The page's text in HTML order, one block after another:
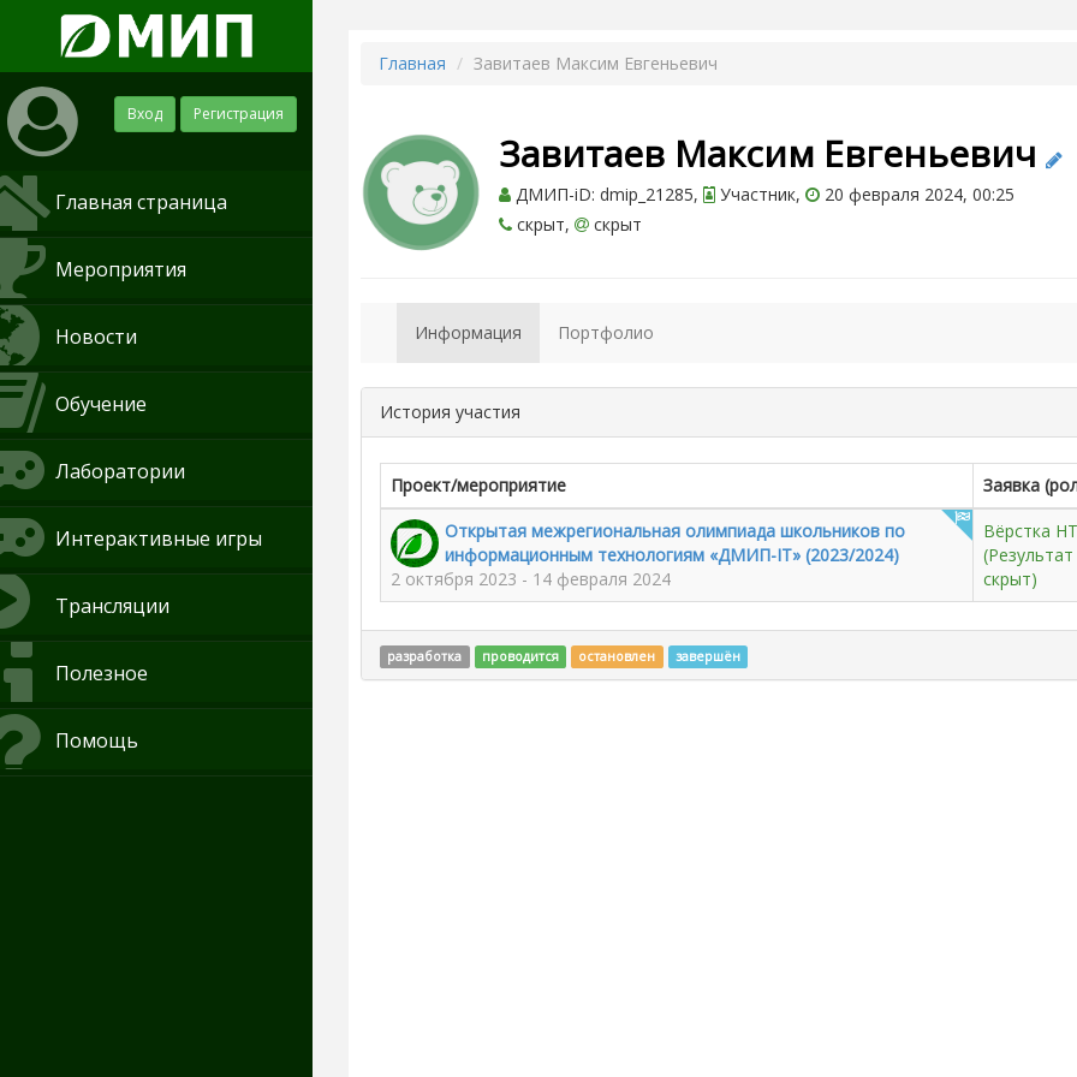
Вход Регистрация
Главная страница
Мероприятия
Новости
Обучение
Лаборатории
Интерактивные игры
Трансляции
Полезное
Помощь
Главная Завитаев Максим Евгеньевич
Завитаев Максим Евгеньевич
ДМИП-iD: dmip_21285, Участник,
20 февраля 2024, 00:25
скрыт,
скрыт
Информация Портфолио
История участия
Проект/мероприятие
Заявка
Открытая межрегиональная олимпиада школьников по
информационным технологиям «ДМИП-IT» (2023/2024)
2 октября 2023 - 14 февраля 2024
Вёрстка
(Результат
скрыт)
разработка проводится остановлен завершён